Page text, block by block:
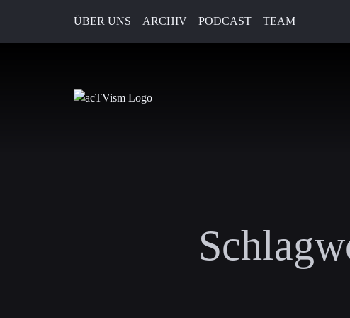
ÜBER UNS ARCHIV PODCAST TEAM